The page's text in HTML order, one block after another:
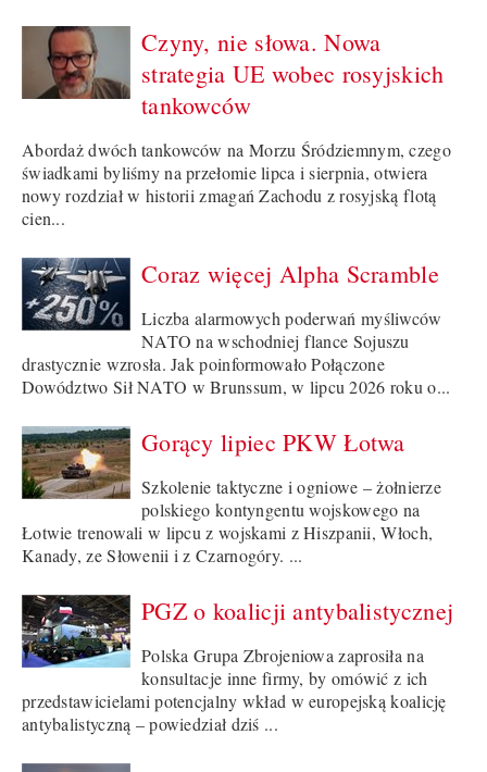
Czyny, nie słowa. Nowa
strategia UE wobec rosyjskich
tankowców
Abordaż dwóch tankowców na Morzu Śródziemnym, czego
świadkami byliśmy na przełomie lipca i sierpnia, otwiera
nowy rozdział w historii zmagań Zachodu z rosyjską flotą
cien...
Coraz więcej Alpha Scramble
Liczba alarmowych poderwań myśliwców
NATO na wschodniej flance Sojuszu
drastycznie wzrosła. Jak poinformowało Połączone
Dowództwo Sił NATO w Brunssum, w lipcu 2026 roku o...
Gorący lipiec PKW Łotwa
Szkolenie taktyczne i ogniowe – żołnierze
polskiego kontyngentu wojskowego na
Łotwie trenowali w lipcu z wojskami z Hiszpanii, Włoch,
Kanady, ze Słowenii i z Czarnogóry. ...
PGZ o koalicji antybalistycznej
Polska Grupa Zbrojeniowa zaprosiła na
konsultacje inne firmy, by omówić z ich
przedstawicielami potencjalny wkład w europejską koalicję
antybalistyczną – powiedział dziś ...